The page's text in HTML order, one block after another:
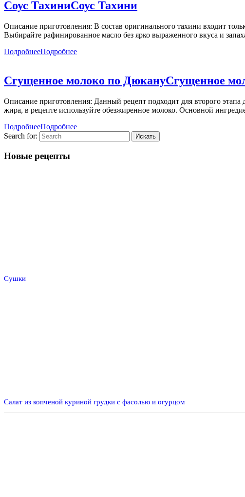
Соус ТахиниСоус Тахини
Описание приготовления: В состав оригинального тахини входит
Выбирайте рафинированное масло без ярко выраженного вкуса и
ПодробнееПодробнее
Сгущенное молоко по ДюкануСгущенное
Описание приготовления: Данный рецепт подходит для второго
жира, в рецепте используйте обезжиренное молоко. Основной
ПодробнееПодробнее
Search for:
Новые рецепты
Сушки
Салат из копченой куриной грудки с фасолью и огурцом